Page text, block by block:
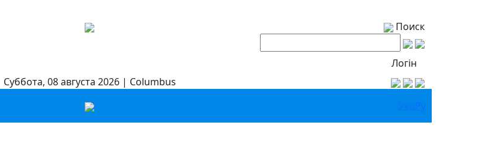
Поиск
Логін
Суббота, 08 августа 2026 | Columbus
УкрРу